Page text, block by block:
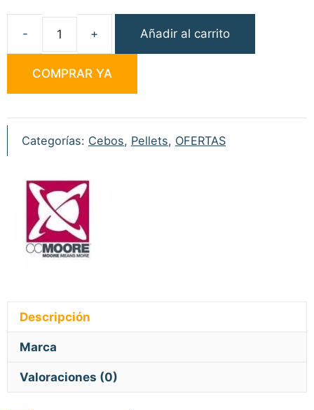
Krill
Pellets
cantidad
Añadir al carrito
COMPRAR YA
Categorías: Cebos, Pellets, OFERTAS
Descripción
Marca
Valoraciones (0)